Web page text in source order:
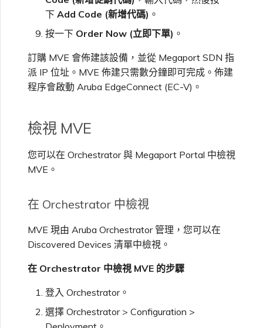
下 Add Code (新增代碼) 。
按一下 Order Now (立即下單) 。
訂購 MVE 會佈建該設備，並從 Megaport SDN 指
派 IP 位址。MVE 佈建只需數分鐘即可完成。佈建
程序會啟動 Aruba EdgeConnect (EC-V)。
檢視 MVE
您可以在 Orchestrator 與 Megaport Portal 中檢視
MVE。
在 Orchestrator 中檢視
MVE 現由 Aruba Orchestrator 管理，您可以在
Discovered Devices 清單中檢視。
在 Orchestrator 中檢視 MVE 的步驟
登入 Orchestrator。
選擇 Orchestrator > Configuration >